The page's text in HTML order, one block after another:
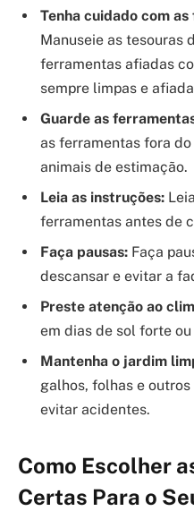
Tenha cuidado com
Manuseie as tesouras
ferramentas afiadas
sempre limpas e
Guarde as
as ferramentas fora
animais de estimação.
Leia as instruções:
ferramentas antes de
Faça pausas: Faça
descansar e evitar a
Preste atenção ao
em dias de sol forte ou
Mantenha o jardim
galhos, folhas e
evitar acidentes.
Como Escolher
Certas Para o